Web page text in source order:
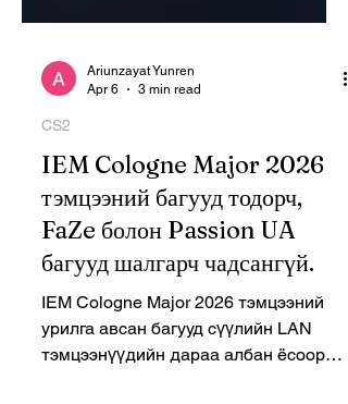
Ariunzayat Yunren
Apr 6
3 min read
IEM Cologne Major 2026
тэмцээний багууд тодорч,
FaZe болон Passion UA
багууд шалгарч чадсангүй.